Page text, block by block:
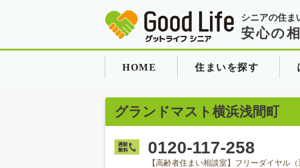
シニアの住ま
安心の
HOME 住まいを探す
グランドマスト横浜浅間町
0120-117-258
【高齢者住まい相談室】フリーダイヤル（